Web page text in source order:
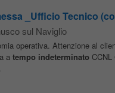
_Ufficio Tecnico
sul Naviglio
operativa. Attenzione al
a tempo indeterminatoCCNL